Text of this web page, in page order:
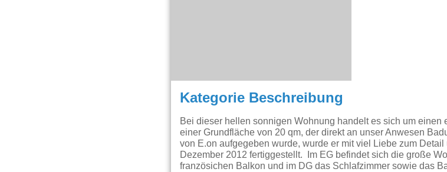
Kategorie Beschreibung
Bei dieser hellen sonnigen Wohnung handelt es sich um einen
einer Grundfläche von 20 qm, der direkt an unser Anwesen
von E.on aufgegeben wurde, wurde er mit viel Liebe zum
Dezember 2012 fertiggestellt. Im EG befindet sich die große
französichen Balkon und im DG das Schlafzimmer sowie das